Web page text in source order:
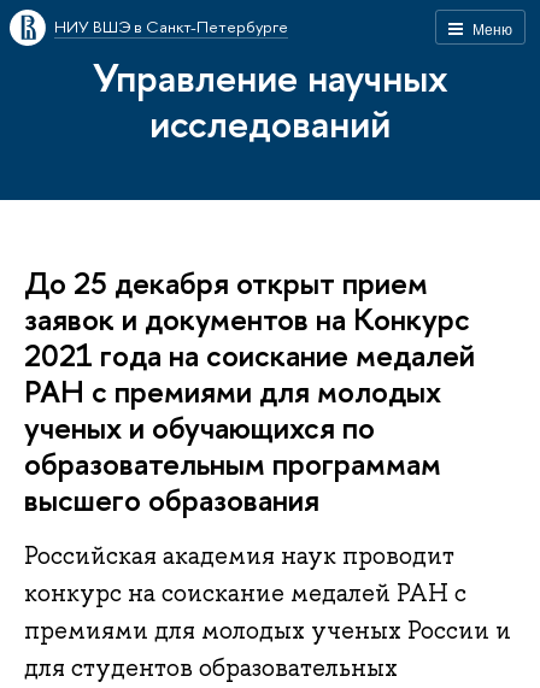
Меню
НИУ ВШЭ в Санкт-Петербурге
Управление научных
исследований
До 25 декабря открыт прием
заявок и документов на Конкурс
2021 года на соискание медалей
РАН с премиями для молодых
ученых и обучающихся по
образовательным программам
высшего образования
Российская академия наук проводит
конкурс на соискание медалей РАН с
премиями для молодых ученых России и
для студентов образовательных